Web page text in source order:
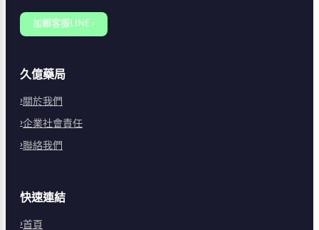
加賴客服LINE ›
久億藥局
關於我們
企業社會責任
聯絡我們
快速連結
首頁